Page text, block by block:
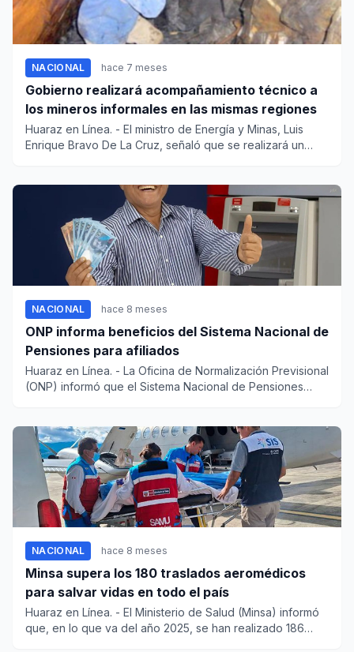
NACIONAL hace 7 meses
Gobierno realizará acompañamiento técnico a
los mineros informales en las mismas regiones
Huaraz en Línea. - El ministro de Energía y Minas, Luis
Enrique Bravo De La Cruz, señaló que se realizará un
NACIONAL hace 8 meses
ONP informa beneficios del Sistema Nacional de
Pensiones para afiliados
Huaraz en Línea. - La Oficina de Normalización Previsional
(ONP) informó que el Sistema Nacional de Pensiones
NACIONAL hace 8 meses
Minsa supera los 180 traslados aeromédicos
para salvar vidas en todo el país
Huaraz en Línea. - El Ministerio de Salud (Minsa) informó
que, en lo que va del año 2025, se han realizado 186